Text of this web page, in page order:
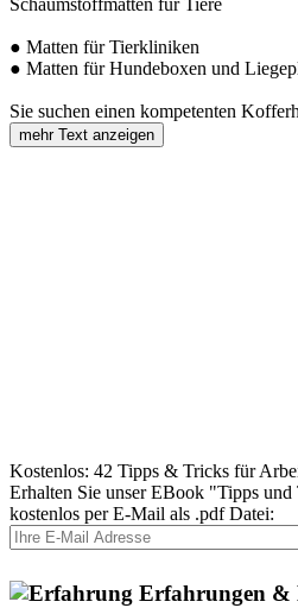
● Matten für Tierkliniken
● Matten für Hundeboxen und
Sie suchen einen kompetenten
mehr Text anzeigen
Kostenlos: 42 Tipps & Tricks für
Erhalten Sie unser EBook "Tipps
kostenlos per E-Mail als .pdf Datei:
Erfahrungen &